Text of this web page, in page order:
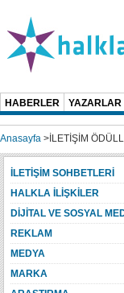
HABERLER YAZARLAR
Anasayfa > İLETİŞİM
İLETİŞİM SOHBETLERİ
HALKLA İLİŞKİLER
DİJİTAL VE SOSYAL
REKLAM
MEDYA
MARKA